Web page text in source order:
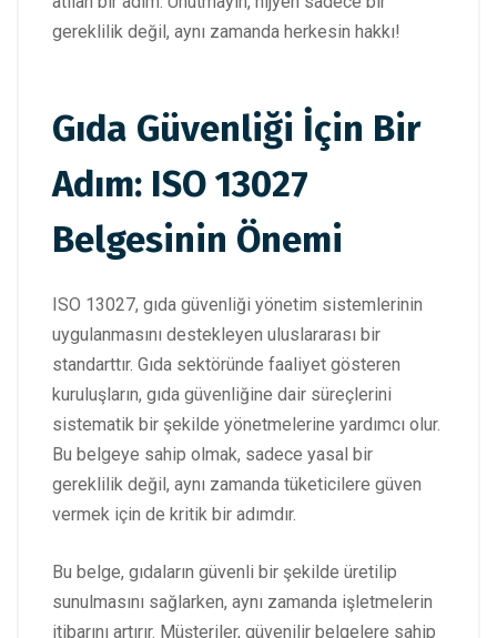
gereklilik değil, aynı zamanda herkesin hakkı!
Gıda Güvenliği İçin Bir
Adım: ISO 13027
Belgesinin Önemi
ISO 13027, gıda güvenliği yönetim sistemlerinin
uygulanmasını destekleyen uluslararası bir
standarttır. Gıda sektöründe faaliyet gösteren
kuruluşların, gıda güvenliğine dair süreçlerini
sistematik bir şekilde yönetmelerine yardımcı olur.
Bu belgeye sahip olmak, sadece yasal bir
gereklilik değil, aynı zamanda tüketicilere güven
vermek için de kritik bir adımdır.
Bu belge, gıdaların güvenli bir şekilde üretilip
sunulmasını sağlarken, aynı zamanda işletmelerin
itibarını artırır. Müşteriler, güvenilir belgelere sahip